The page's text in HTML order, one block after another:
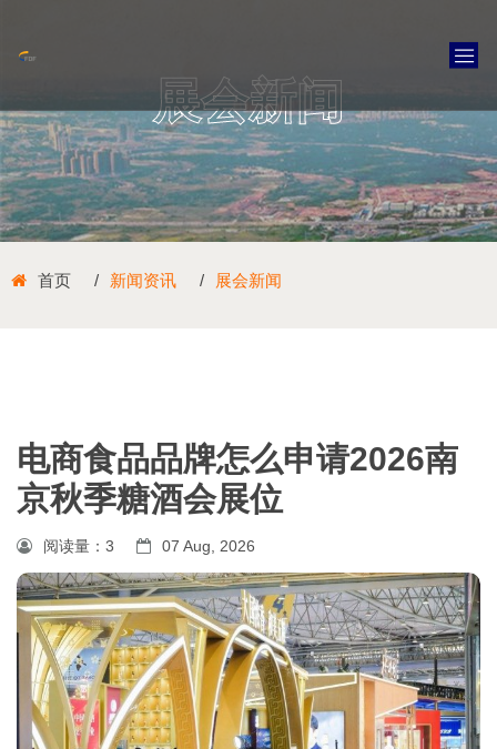
展会新闻
首页 新闻资讯 展会新闻
电商食品品牌怎么申请2026南
京秋季糖酒会展位
阅读量： 3 07 Aug, 2026